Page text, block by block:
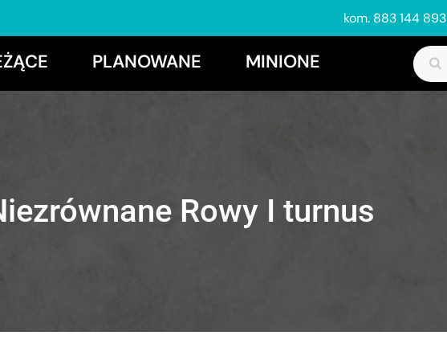
kom. 883 144 893
PLANOWANE MINIONE
Rowy I turnus